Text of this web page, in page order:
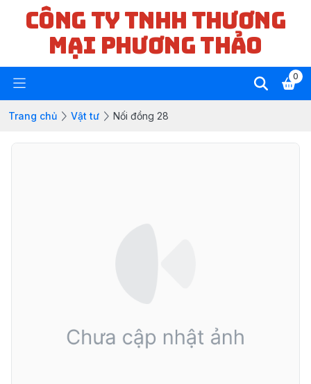
CÔNG TY TNHH THƯƠNG
MẠI PHƯƠNG THẢO
0
Trang chủ Vật tư Nối đồng 28